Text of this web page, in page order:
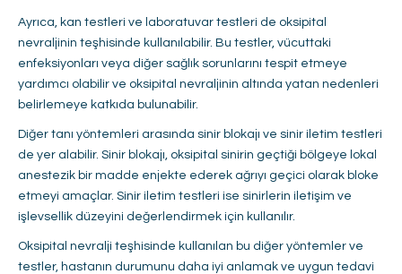
Ayrıca, kan testleri ve laboratuvar testleri de oksipital
nevraljinin teşhisinde kullanılabilir. Bu testler, vücuttaki
enfeksiyonları veya diğer sağlık sorunlarını tespit etmeye
yardımcı olabilir ve oksipital nevraljinin altında yatan nedenleri
belirlemeye katkıda bulunabilir.
Diğer tanı yöntemleri arasında sinir blokajı ve sinir iletim testleri
de yer alabilir. Sinir blokajı, oksipital sinirin geçtiği bölgeye lokal
anestezik bir madde enjekte ederek ağrıyı geçici olarak bloke
etmeyi amaçlar. Sinir iletim testleri ise sinirlerin iletişim ve
işlevsellik düzeyini değerlendirmek için kullanılır.
Oksipital nevralji teşhisinde kullanılan bu diğer yöntemler ve
testler, hastanın durumunu daha iyi anlamak ve uygun tedavi